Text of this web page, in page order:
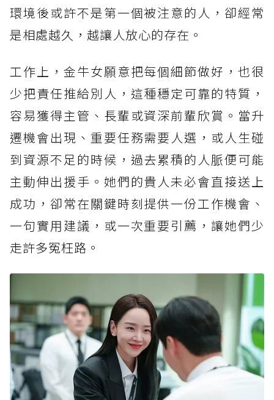
環境後或許不是第一個被注意的人，卻經常
是相處越久，越讓人放心的存在。
工作上，金牛女願意把每個細節做好，也很
少把責任推給別人，這種穩定可靠的特質，
容易獲得主管、長輩或資深前輩欣賞。當升
遷機會出現、重要任務需要人選，或人生碰
到資源不足的時候，過去累積的人脈便可能
主動伸出援手。她們的貴人未必會直接送上
成功，卻常在關鍵時刻提供一份工作機會、
一句實用建議，或一次重要引薦，讓她們少
走許多冤枉路。